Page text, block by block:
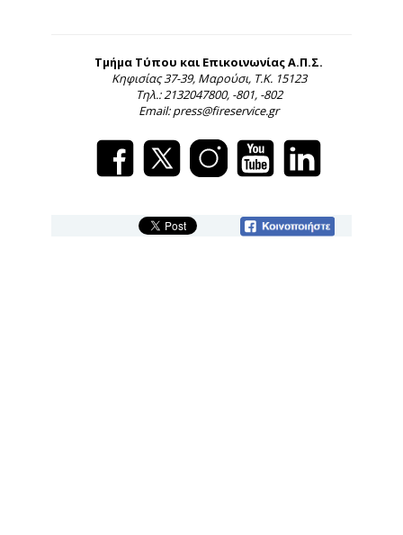
Τμήμα Τύπου και Επικοινωνίας Α.Π.Σ.
Κηφισίας 37-39, Μαρούσι, Τ.Κ. 15123
Τηλ.: 2132047800, -801, -802
Email: press@fireservice.gr